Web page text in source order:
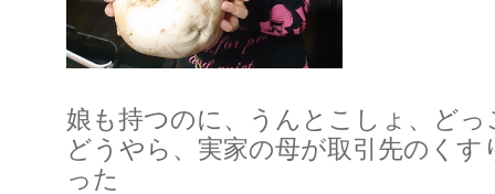
娘も持つのに、うんとこしょ、どっ
どうやら、実家の母が取引先のく
った